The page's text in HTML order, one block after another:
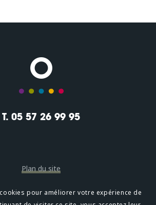
T. 05 57 26 99 95
Plan du site
Mentions légales
pour améliorer votre expérience de